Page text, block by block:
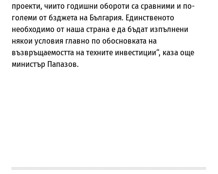
проекти, чиито годишни обороти са сравними и по-
големи от бзджета на България. Единственото
необходимо от наша страна е да бъдат изпълнени
някои условия главно по обосновката на
възвръщаемостта на техните инвестиции“, каза още
министър Папазов.